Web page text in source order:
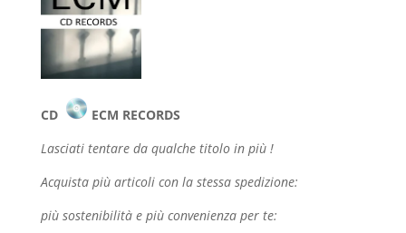
CD
ECM RECORDS
Lasciati tentare da qualche titolo in più !
Acquista più articoli con la stessa spedizione:
più sostenibilità e più convenienza per te: